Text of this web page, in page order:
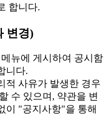
합니다.
변경)
뉴에 게시하여 공시함
니다.
사유가 발생한 경우
수 있으며, 약관을 변
이 "공지사항"을 통해